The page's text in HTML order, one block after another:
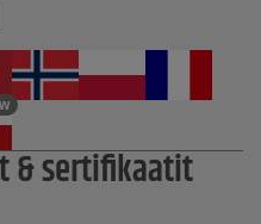
& sertifikaatit